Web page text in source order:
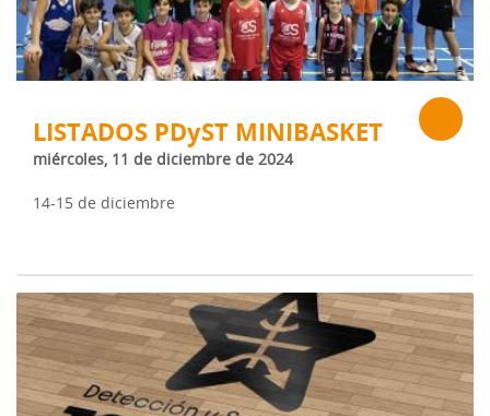
LISTADOS PDyST MINIBASKET
miércoles, 11 de diciembre de 2024
14-15 de diciembre